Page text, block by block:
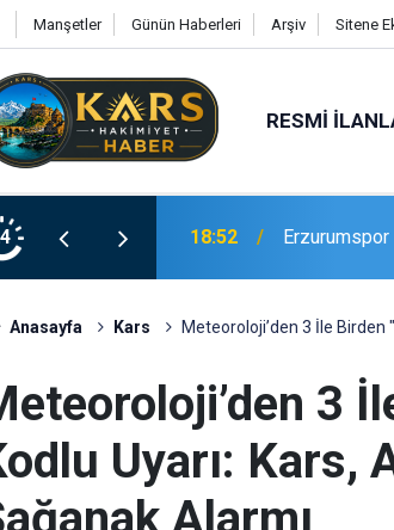
Manşetler Günün Haberleri Arşiv Sitene
RESMI
18:21
tarihi bir
Anasayfa Kars Meteoroloji’den 3 İle Birden
3
Uyarı: Kars,
Alarmı